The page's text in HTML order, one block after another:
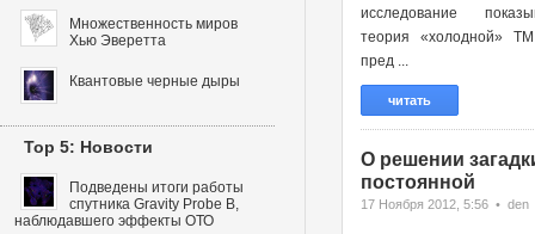
исследование
теория «холодной»
пред ...
читать
О решении
постоянной
17 Ноября 2012, 5:56 • den
Множественность миров
Хью Эверетта
Квантовые черные дыры
Top 5: Новости
Подведены итоги работы
спутника Gravity Probe B,
наблюдавшего эффекты ОТО